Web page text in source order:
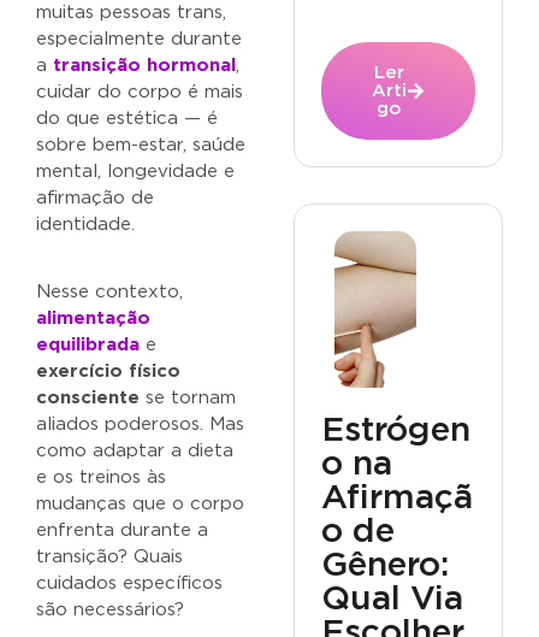
muitas pessoas trans,
especialmente durante
a transição hormonal ,
cuidar do corpo é mais
do que estética — é
sobre bem-estar, saúde
mental, longevidade e
afirmação de
identidade.
Nesse contexto,
alimentação
equilibrada e
exercício físico
consciente se tornam
aliados poderosos. Mas
como adaptar a dieta
e os treinos às
mudanças que o corpo
enfrenta durante a
transição? Quais
cuidados específicos
são necessários?
Ler
Arti
go
Estrógen
o na
Afirmaçã
o de
Gênero:
Qual Via